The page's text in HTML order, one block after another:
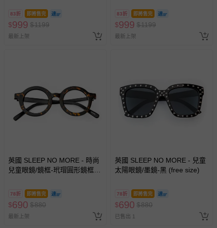
83折 即將售完
$999 $1199
最新上架
83折 即將售完
$999 $1199
最新上架
英國 SLEEP NO MORE - 時尚
兒童眼鏡/鏡框-玳瑁圓形鏡框
78折 即將售完
$690 $880
最新上架
英國 SLEEP NO MORE - 兒童
太陽眼鏡/墨鏡-黑 (free size)
78折 即將售完
$690 $880
已售出 1